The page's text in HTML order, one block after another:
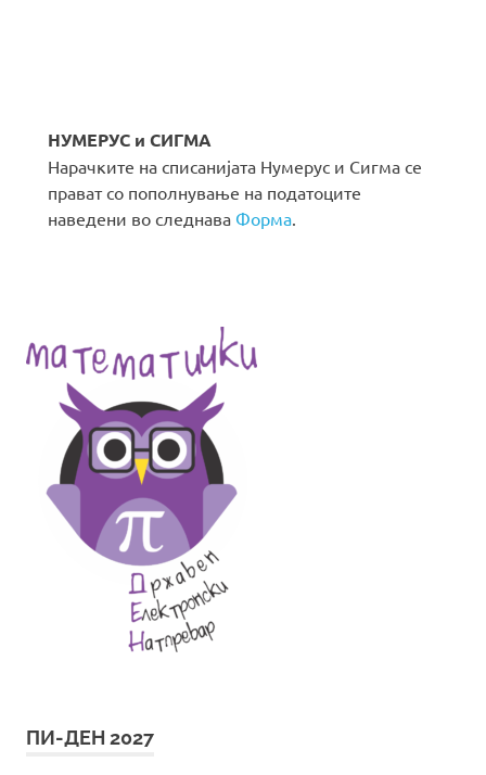
НУМЕРУС и СИГМА
Нарачките на списанијата Нумерус и Сигма се
прават со пополнување на податоците
наведени во следнава Форма.
ПИ-ДЕН 2027